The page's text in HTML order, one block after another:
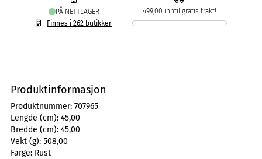
PÅ NETTLAGER
Finnes i 262 butikker
499,00 inntil gratis frakt!
Produktinformasjon
Produktnummer: 707965
Lengde (cm): 45,00
Bredde (cm): 45,00
Vekt (g): 508,00
Farge: Rust